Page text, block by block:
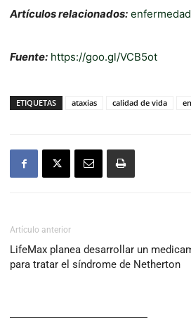
Artículos relacionados:
Fuente: https://goo.gl/VCB5ot
ETIQUETAS ataxias calidad de vida
Artículo anterior
LifeMax planea desarrollar un
para tratar el síndrome de Netherton